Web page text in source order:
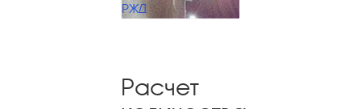
РЖД
Расчет